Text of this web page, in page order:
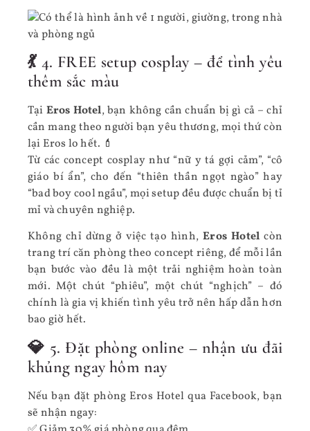
💃 4. FREE setup cosplay – để tình yêu
thêm sắc màu
Tại Eros Hotel, bạn không cần chuẩn bị gì cả – chỉ
cần mang theo người bạn yêu thương, mọi thứ còn
lại Eros lo hết. 💄
Từ các concept cosplay như “nữ y tá gợi cảm”, “cô
giáo bí ẩn”, cho đến “thiên thần ngọt ngào” hay
“bad boy cool ngầu”, mọi setup đều được chuẩn bị tỉ
mỉ và chuyên nghiệp.
Không chỉ dừng ở việc tạo hình,Eros Hotel còn
trang trí căn phòng theo concept riêng, để mỗi lần
bạn bước vào đều là một trải nghiệm hoàn toàn
mới. Một chút “phiêu”, một chút “nghịch” – đó
chính là gia vị khiến tình yêu trở nên hấp dẫn hơn
bao giờ hết.
💎 5. Đặt phòng online – nhận ưu đãi
khủng ngay hôm nay
Nếu bạn đặt phòng Eros Hotel qua Facebook, bạn
sẽ nhận ngay: